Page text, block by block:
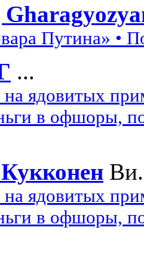
Путина» •
...
ядовитых
в офшоры,
ядовитых
в офшоры,